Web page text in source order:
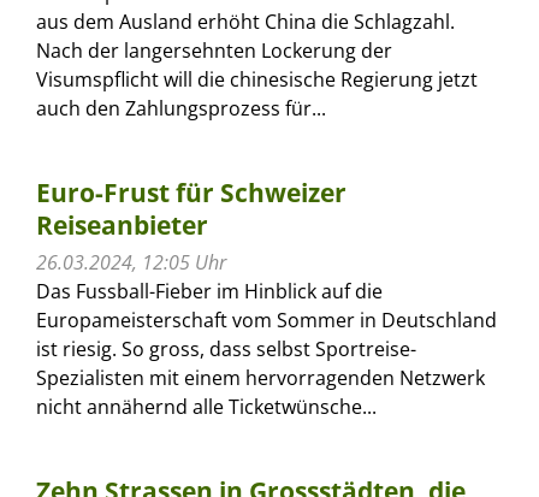
aus dem Ausland erhöht China die Schlagzahl.
Nach der langersehnten Lockerung der
Visumspflicht will die chinesische Regierung jetzt
auch den Zahlungsprozess für...
Euro-Frust für Schweizer
Reiseanbieter
26.03.2024, 12:05 Uhr
Das Fussball-Fieber im Hinblick auf die
Europameisterschaft vom Sommer in Deutschland
ist riesig. So gross, dass selbst Sportreise-
Spezialisten mit einem hervorragenden Netzwerk
nicht annähernd alle Ticketwünsche...